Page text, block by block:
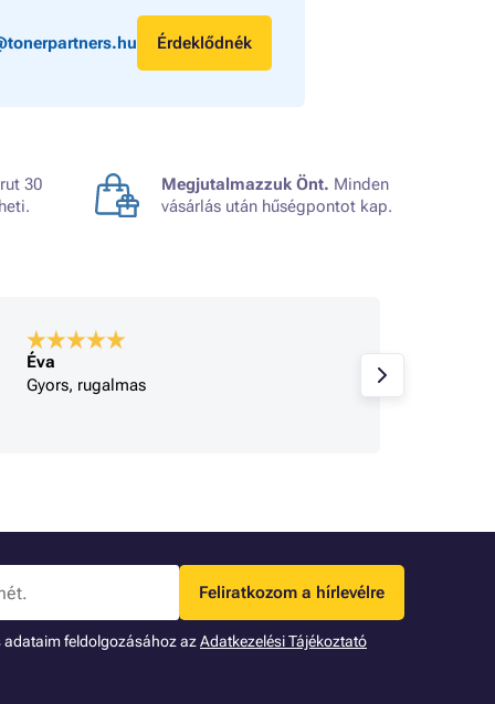
Érdeklődnék
30
Megjutalmazzuk Önt. Minden
vásárlás után hűségpontot kap.
Éva
Gyors, rugalmas
Feliratkozom a hírlevélre
adataim feldolgozásához azAdatkezelési Tájékoztató